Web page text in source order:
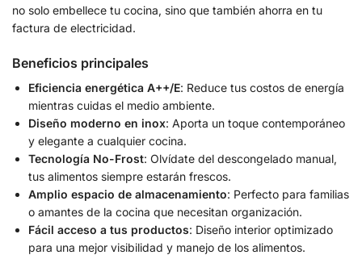
no solo embellece tu cocina, sino que también ahorra en tu
factura de electricidad.
Beneficios principales
Eficiencia energética A++/E: Reduce tus costos de energía
mientras cuidas el medio ambiente.
Diseño moderno en inox: Aporta un toque contemporáneo
y elegante a cualquier cocina.
Tecnología No-Frost: Olvídate del descongelado manual,
tus alimentos siempre estarán frescos.
Amplio espacio de almacenamiento: Perfecto para familias
o amantes de la cocina que necesitan organización.
Fácil acceso a tus productos: Diseño interior optimizado
para una mejor visibilidad y manejo de los alimentos.